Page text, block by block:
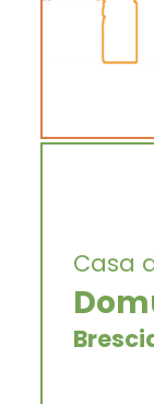
Casa